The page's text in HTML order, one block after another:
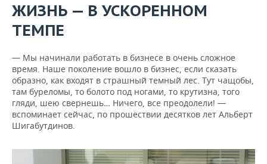
ЖИЗНЬ — В УСКОРЕННОМ
ТЕМПЕ
— Мы начинали работать в бизнесе в очень сложное
время. Наше поколение вошло в бизнес, если сказать
образно, как входят в страшный темный лес. Тут чащобы,
там буреломы, то болото под ногами, то крутизна, того
гляди, шею свернешь… Ничего, все преодолели! —
вспоминает сейчас, по прошествии десятков лет Альберт
Шигабутдинов.